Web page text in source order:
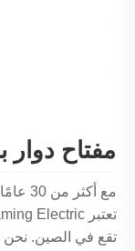
مفتاح
مع
تقع في الصين. نحن